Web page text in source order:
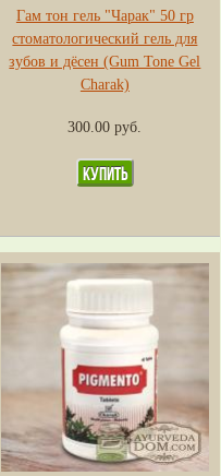
Гам тон гель "Чарак" 50 гр
стоматологический гель для
зубов и дёсен (Gum Tone Gel
Charak)
300.00 руб.